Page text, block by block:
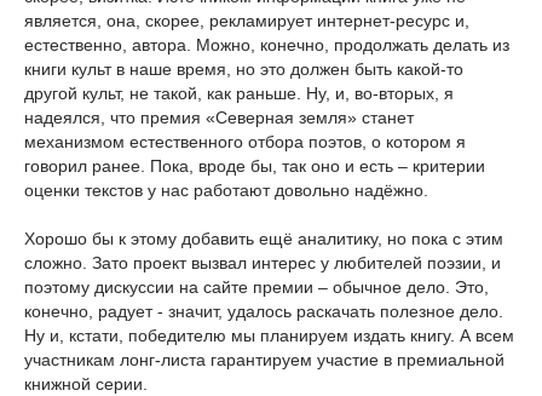
является, она, скорее, рекламирует интернет-ресурс и,
естественно, автора. Можно, конечно, продолжать делать из
книги культ в наше время, но это должен быть какой-то
другой культ, не такой, как раньше. Ну, и, во-вторых, я
надеялся, что премия «Северная земля» станет
механизмом естественного отбора поэтов, о котором я
говорил ранее. Пока, вроде бы, так оно и есть – критерии
оценки текстов у нас работают довольно надёжно.
Хорошо бы к этому добавить ещё аналитику, но пока с этим
сложно. Зато проект вызвал интерес у любителей поэзии, и
поэтому дискуссии на сайте премии – обычное дело. Это,
конечно, радует - значит, удалось раскачать полезное дело.
Ну и, кстати, победителю мы планируем издать книгу. А всем
участникам лонг-листа гарантируем участие в премиальной
книжной серии.